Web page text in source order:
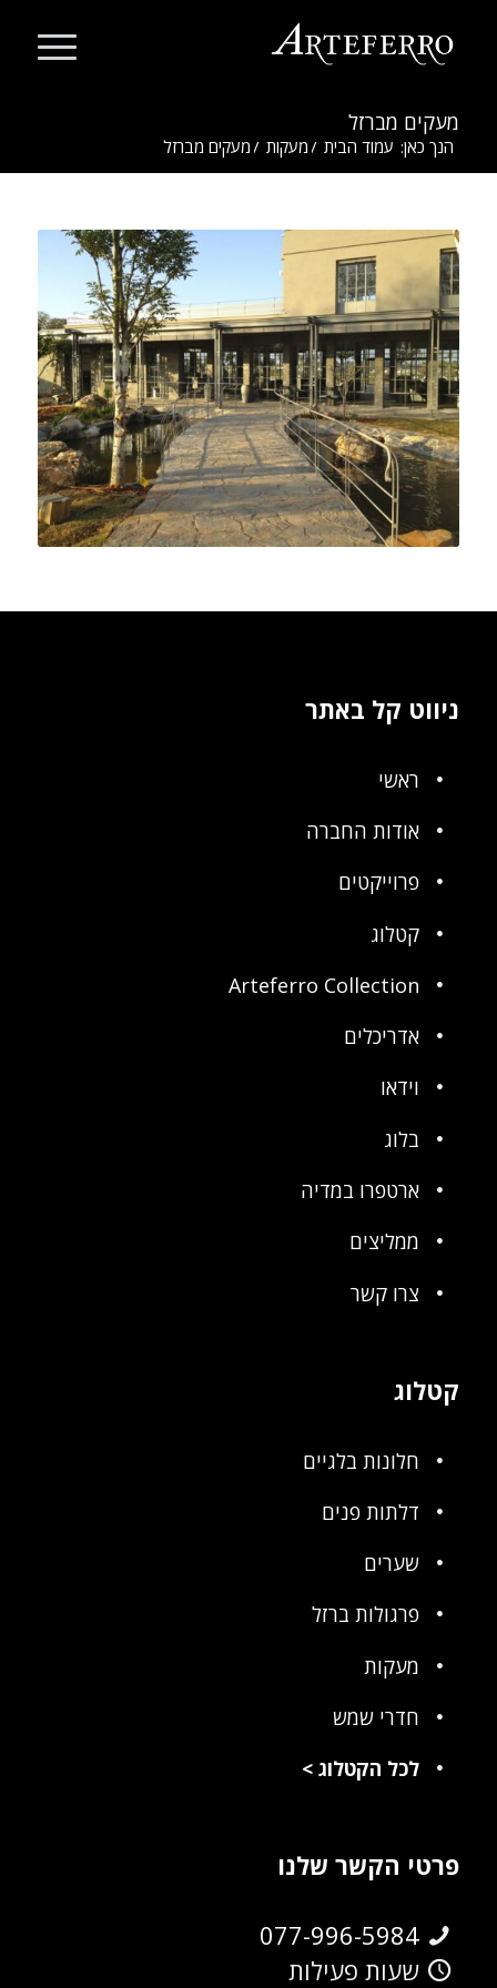
מעקים מברזל
הנך כאן: עמוד הבית / מעקות / מעקים מברזל
ניווט קל באתר
ראשי
אודות החברה
פרוייקטים
קטלוג
Arteferro Collection
אדריכלים
וידאו
בלוג
ארטפרו במדיה
ממליצים
צרו קשר
קטלוג
חלונות בלגיים
דלתות פנים
שערים
פרגולות ברזל
מעקות
חדרי שמש
לכל הקטלוג>
פרטי הקשר שלנו
077-996-5984
שעות פעילות